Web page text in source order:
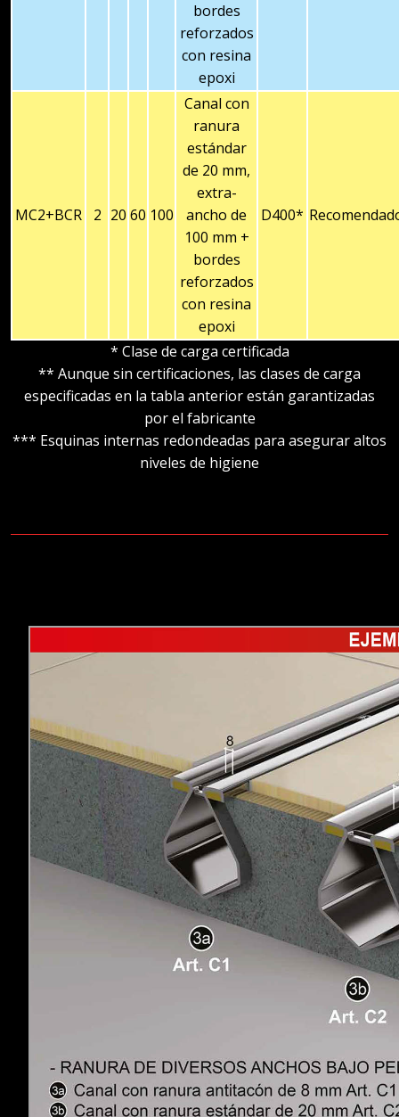
bordes
reforzados
con resina
epoxi
MC2+BCR 2 20 60 100
Canal con
ranura
estándar
de 20 mm,
extra-
ancho de
100 mm +
bordes
reforzados
con resina
epoxi
D400*
* Clase de carga certificada
** Aunque sin certificaciones, las clases de carga
especificadas en la tabla anterior están garantizadas
por el fabricante
*** Esquinas internas redondeadas para asegurar altos
niveles de higiene